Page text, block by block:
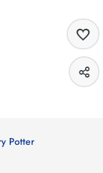
Potter